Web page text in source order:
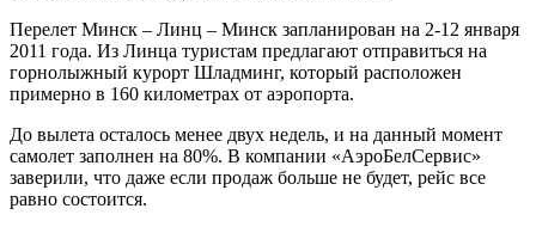
Перелет Минск – Линц – Минск запланирован на 2-12 января
2011 года. Из Линца туристам предлагают отправиться на
горнолыжный курорт Шладминг, который расположен
примерно в 160 километрах от аэропорта.
До вылета осталось менее двух недель, и на данный момент
самолет заполнен на 80%. В компании «АэроБелСервис»
заверили, что даже если продаж больше не будет, рейс все
равно состоится.